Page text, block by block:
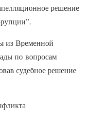
решение
из Временной
по вопросам
судебное решение